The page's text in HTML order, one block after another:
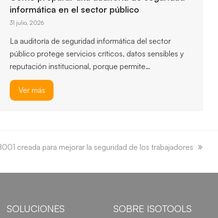
esenciales, así que entender los…
Ver más
creada para mejorar la seguridad de los trabajadores
SOLUCIONES SOBRE ISOTOOLS